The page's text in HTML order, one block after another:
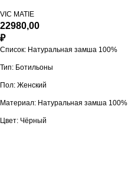
VIC MATIE
22980,00
₽
Список: Натуральная замша 100%
Тип: Ботильоны
Пол: Женский
Материал: Натуральная замша 100%
Цвет: Чёрный